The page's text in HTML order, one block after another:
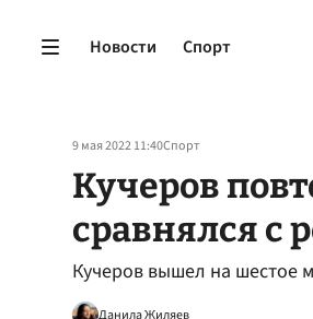
Новости Спорт
9 мая 2022 11:40Спорт
Кучеров
сравнялся с
Кучеров вышел на шестое
Данила Жиляев